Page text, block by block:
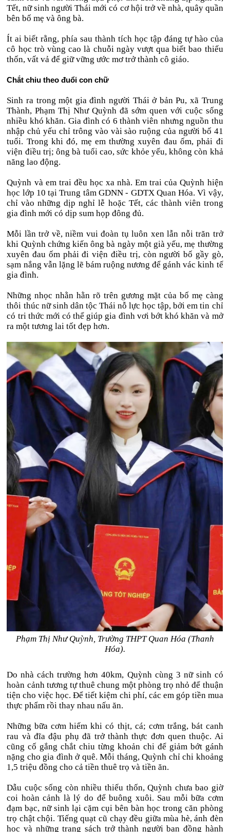
Tết, nữ sinh người Thái mới có cơ hội trở về nhà, quây quần
bên bố mẹ và ông bà.
Ít ai biết rằng, phía sau thành tích học tập đáng tự hào của
cô học trò vùng cao là chuỗi ngày vượt qua biết bao thiếu
thốn, vất vả để giữ vững ước mơ trở thành cô giáo.
Chắt chiu theo đuổi con chữ
Sinh ra trong một gia đình người Thái ở bản Pu, xã Trung
Thành, Phạm Thị Như Quỳnh đã sớm quen với cuộc sống
nhiều khó khăn. Gia đình có 6 thành viên nhưng nguồn thu
nhập chủ yếu chỉ trông vào vài sào ruộng của người bố 41
tuổi. Trong khi đó, mẹ em thường xuyên đau ốm, phải đi
viện điều trị; ông bà tuổi cao, sức khỏe yếu, không còn khả
năng lao động.
Quỳnh và em trai đều học xa nhà. Em trai của Quỳnh hiện
học lớp 10 tại Trung tâm GDNN - GDTX Quan Hóa. Vì vậy,
chỉ vào những dịp nghỉ lễ hoặc Tết, các thành viên trong
gia đình mới có dịp sum họp đông đủ.
Mỗi lần trở về, niềm vui đoàn tụ luôn xen lẫn nỗi trăn trở
khi Quỳnh chứng kiến ông bà ngày một già yếu, mẹ thường
xuyên đau ốm phải đi viện điều trị, còn người bố gầy gò,
sạm nắng vẫn lặng lẽ bám ruộng nương để gánh vác kinh tế
gia đình.
Những nhọc nhằn hằn rõ trên gương mặt của bố mẹ càng
thôi thúc nữ sinh dân tộc Thái nỗ lực học tập, bởi em tin chỉ
có tri thức mới có thể giúp gia đình vơi bớt khó khăn và mở
ra một tương lai tốt đẹp hơn.
Phạm Thị Như Quỳnh, Trường THPT Quan Hóa (Thanh
Hóa).
Do nhà cách trường hơn 40km, Quỳnh cùng 3 nữ sinh có
hoàn cảnh tương tự thuê chung một phòng trọ nhỏ để thuận
tiện cho việc học. Để tiết kiệm chi phí, các em góp tiền mua
thực phẩm rồi thay nhau nấu ăn.
Những bữa cơm hiếm khi có thịt, cá; cơm trắng, bát canh
rau và đĩa đậu phụ đã trở thành thực đơn quen thuộc. Ai
cũng cố gắng chắt chiu từng khoản chi để giảm bớt gánh
nặng cho gia đình ở quê. Mỗi tháng, Quỳnh chỉ chi khoảng
1,5 triệu đồng cho cả tiền thuê trọ và tiền ăn.
Dẫu cuộc sống còn nhiều thiếu thốn, Quỳnh chưa bao giờ
coi hoàn cảnh là lý do để buông xuôi. Sau mỗi bữa cơm
đạm bạc, nữ sinh lại cặm cụi bên bàn học trong căn phòng
trọ chật chội. Tiếng quạt cũ chạy đều giữa mùa hè, ánh đèn
học và những trang sách trở thành người bạn đồng hành